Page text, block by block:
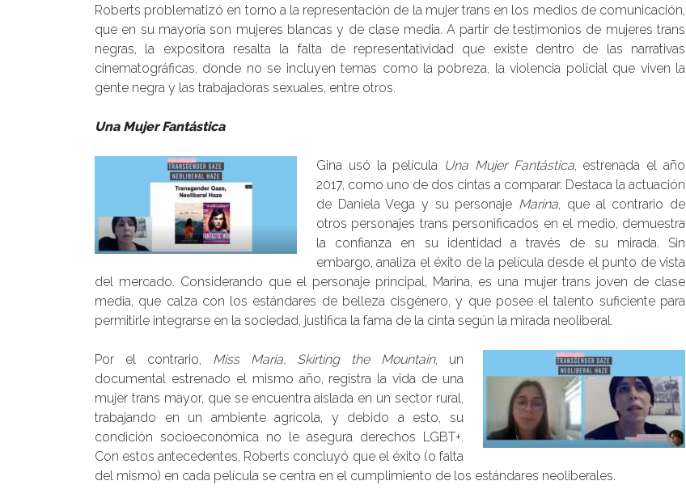
Roberts problematizó en torno a la representación de la mujer trans en los medios de comunicación,
que en su mayoría son mujeres blancas y de clase media. A partir de testimonios de mujeres trans
negras, la expositora resalta la falta de representatividad que existe dentro de las narrativas
cinematográficas, donde no se incluyen temas como la pobreza, la violencia policial que viven la
gente negra y las trabajadoras sexuales, entre otros.
Una Mujer Fantástica
Gina usó la película Una Mujer Fantástica, estrenada el año
2017, como uno de dos cintas a comparar. Destaca la actuación
de Daniela Vega y su personaje Marina, que al contrario de
otros personajes trans personificados en el medio, demuestra
la confianza en su identidad a través de su mirada. Sin
embargo, analiza el éxito de la película desde el punto de vista
del mercado. Considerando que el personaje principal, Marina, es una mujer trans joven de clase
media, que calza con los estándares de belleza cisgénero, y que posee el talento suficiente para
permitirle integrarse en la sociedad, justifica la fama de la cinta según la mirada neoliberal.
Por el contrario, Miss Maria, Skirting the Mountain, un
documental estrenado el mismo año, registra la vida de una
mujer trans mayor, que se encuentra aislada en un sector rural,
trabajando en un ambiente agrícola, y debido a esto, su
condición socioeconómica no le asegura derechos LGBT+.
Con estos antecedentes, Roberts concluyó que el éxito (o falta
del mismo) en cada película se centra en el cumplimiento de los estándares neoliberales.